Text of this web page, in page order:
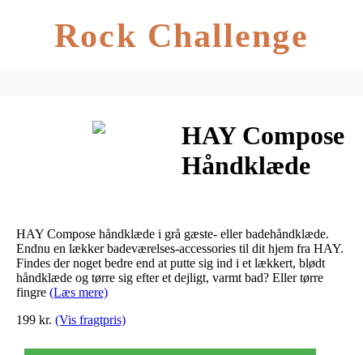
Rock Challenge
HAY Compose
Håndklæde
cm.)
HAY Compose håndklæde i grå gæste- eller badehåndklæde.
Endnu en lækker badeværelses-accessories til dit hjem fra HAY.
Findes der noget bedre end at putte sig ind i et lækkert, blødt
håndklæde og tørre sig efter et dejligt, varmt bad? Eller tørre
fingre (Læs mere)
199 kr. (Vis fragtpris)